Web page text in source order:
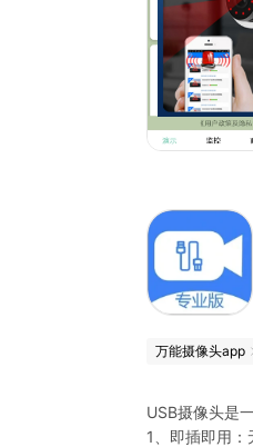
万能摄像头app
USB摄像头是
1、即插即用：